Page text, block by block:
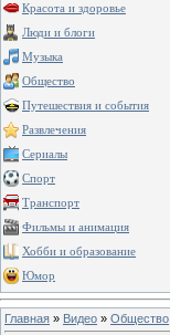
Красота и здоровье
Люди и блоги
Музыка
Общество
Путешествия и события
Развлечения
Сериалы
Спорт
Транспорт
Фильмы и анимация
Хобби и образование
Юмор
Главная » Видео » Общество